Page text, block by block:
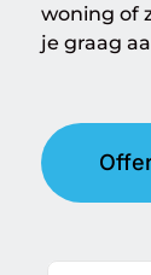
woning of
je graag